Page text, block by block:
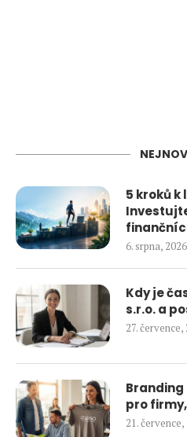
5 kroků
6. srpna, 2026
Kdy je
s.r.o. a
27. července,
Branding
pro
21. července,